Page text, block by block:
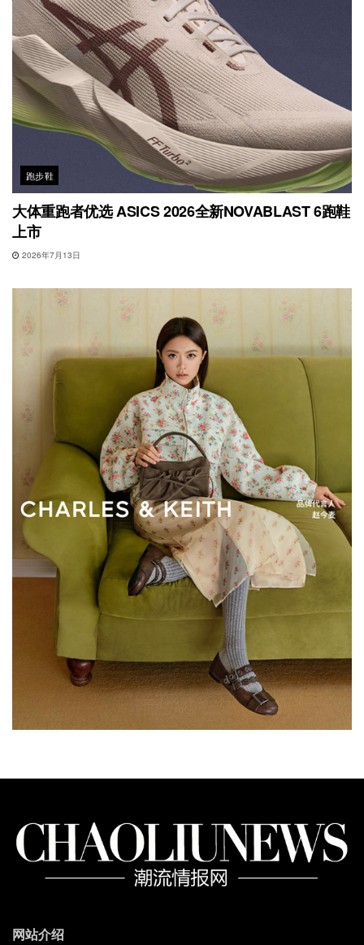
跑步鞋
大体重跑者优选 ASICS 2026全新NOVABLAST 6跑鞋
上市
2026年7月13日
网站介绍